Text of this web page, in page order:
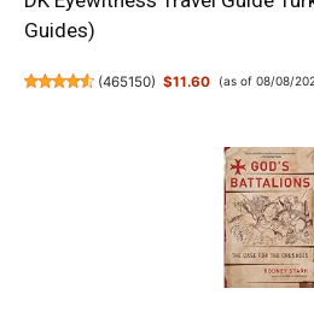
Guides)
(465150) $11.60 (as of 08/08/